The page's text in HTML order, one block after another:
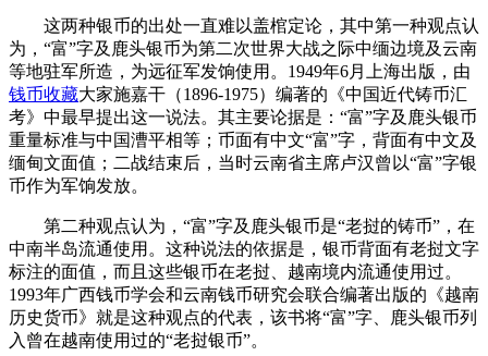
这两种银币的出处一直难以盖棺定论，其中第一种观点认
为，“富”字及鹿头银币为第二次世界大战之际中缅边境及云南
等地驻军所造，为远征军发饷使用。1949年6月上海出版，由
钱币收藏大家施嘉干（1896-1975）编著的《中国近代铸币汇
考》中最早提出这一说法。其主要论据是：“富”字及鹿头银币
重量标准与中国漕平相等；币面有中文“富”字，背面有中文及
缅甸文面值；二战结束后，当时云南省主席卢汉曾以“富”字银
币作为军饷发放。
第二种观点认为，“富”字及鹿头银币是“老挝的铸币”，在
中南半岛流通使用。这种说法的依据是，银币背面有老挝文字
标注的面值，而且这些银币在老挝、越南境内流通使用过。
1993年广西钱币学会和云南钱币研究会联合编著出版的《越南
历史货币》就是这种观点的代表，该书将“富”字、鹿头银币列
入曾在越南使用过的“老挝银币”。